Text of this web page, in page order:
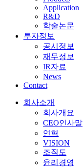
Application
R&D
학술논문
투자정보
공시정보
재무정보
IR자료
News
Contact
회사소개
회사개요
CEO인사말
연혁
VISION
조직도
윤리경영